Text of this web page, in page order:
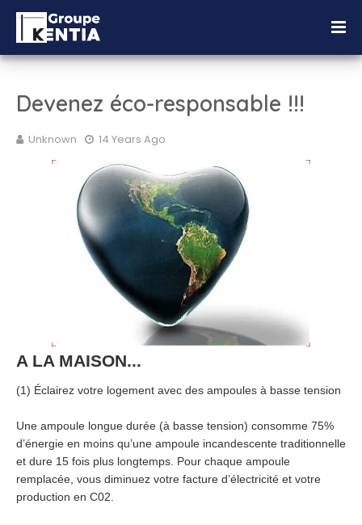
Devenez éco-responsable !!!
Unknown 14 Years Ago
A LA MAISON...
(1) Éclairez votre logement avec des ampoules à basse tension
Une ampoule longue durée (à basse tension) consomme 75%
d’énergie en moins qu’une ampoule incandescente traditionnelle
et dure 15 fois plus longtemps. Pour chaque ampoule
remplacée, vous diminuez votre facture d’électricité et votre
production en C02.